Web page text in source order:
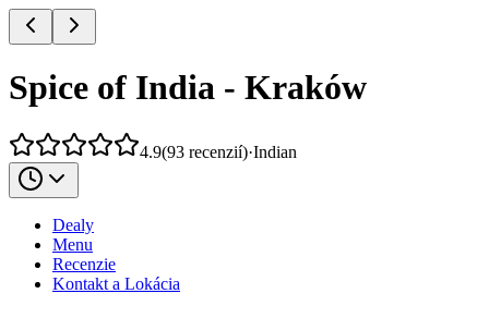
Spice of India - Kraków
4.9(93 recenzií)·Indian
Dealy
Menu
Recenzie
Kontakt a Lokácia